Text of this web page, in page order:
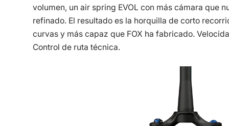
volumen, un air spring EVOL con más cámara que
refinado. El resultado es la horquilla de corto
curvas y más capaz que FOX ha fabricado.
Control de ruta técnica.